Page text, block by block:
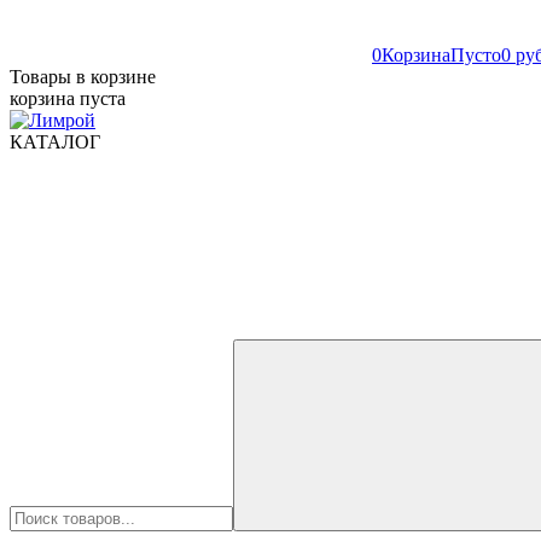
0КорзинаПусто0
Товары в корзине
корзина пуста
КАТАЛОГ